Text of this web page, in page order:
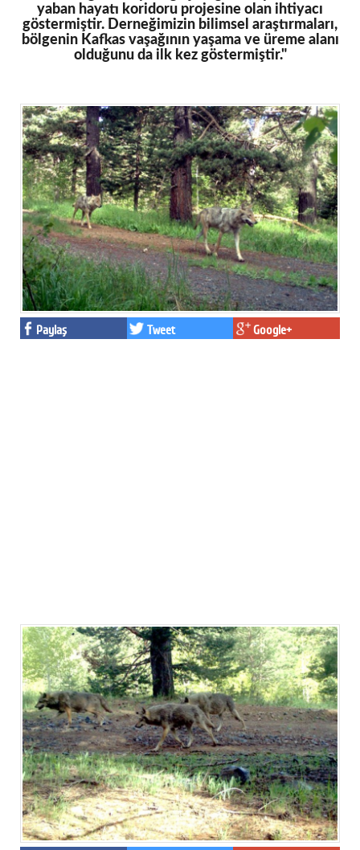
yaban hayatı koridoru projesine olan ihtiyacı
göstermiştir. Derneğimizin bilimsel araştırmaları,
bölgenin Kafkas vaşağının yaşama ve üreme alanı
olduğunu da ilk kez göstermiştir."
Paylaş Tweet Google+